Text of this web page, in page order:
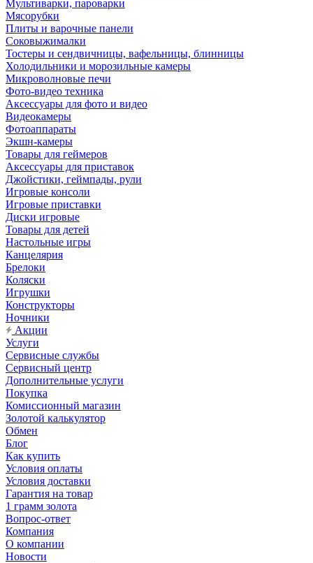
Мультиварки, пароварки
Мясорубки
Плиты и варочные панели
Соковыжималки
Тостеры и сендвичницы, вафельницы, блинницы
Холодильники и морозильные камеры
Микроволновые печи
Фото-видео техника
Аксессуары для фото и видео
Видеокамеры
Фотоаппараты
Экшн-камеры
Товары для геймеров
Аксессуары для приставок
Джойстики, геймпады, рули
Игровые консоли
Игровые приставки
Диски игровые
Товары для детей
Настольные игры
Канцелярия
Брелоки
Коляски
Игрушки
Конструкторы
Ночники
Акции
Услуги
Сервисные службы
Сервисный центр
Дополнительные услуги
Покупка
Комиссионный магазин
Золотой калькулятор
Обмен
Блог
Как купить
Условия оплаты
Условия доставки
Гарантия на товар
1 грамм золота
Вопрос-ответ
Компания
О компании
Новости